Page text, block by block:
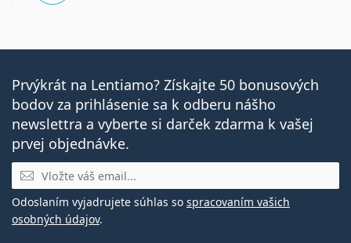
Prvýkrát na Lentiamo? Získajte 50 bonusových
bodov za prihlásenie sa k odberu nášho
newslettra a vyberte si darček zdarma k vašej
prvej objednávke.
E-mail
Odoslaním vyjadrujete súhlas so spracovaním vašich
osobných údajov.